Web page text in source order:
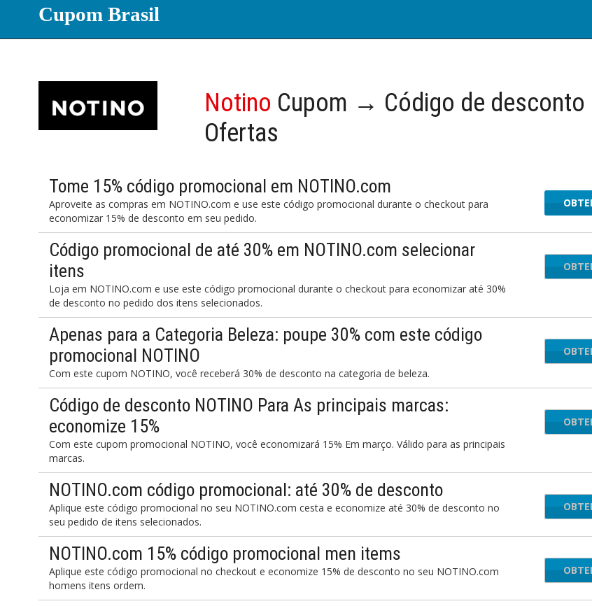
Cupom Brasil
Notino Cupom → Código de
Ofertas
Tome 15% código promocional em NOTINO.com
Aproveite as compras em NOTINO.com e use este código promocional durante o checkout para
economizar 15% de desconto em seu pedido.
Código promocional de até 30% em NOTINO.com selecionar
itens
Loja em NOTINO.com e use este código promocional durante o checkout para economizar até 30%
de desconto no pedido dos itens selecionados.
Apenas para a Categoria Beleza: poupe 30% com este código
promocional NOTINO
Com este cupom NOTINO, você receberá 30% de desconto na categoria de beleza.
Código de desconto NOTINO Para As principais marcas:
economize 15%
Com este cupom promocional NOTINO, você economizará 15% Em março. Válido para as principais
marcas.
NOTINO.com código promocional: até 30% de desconto
Aplique este código promocional no seu NOTINO.com cesta e economize até 30% de desconto no
seu pedido de itens selecionados.
NOTINO.com 15% código promocional men items
Aplique este código promocional no checkout e economize 15% de desconto no seu NOTINO.com
homens itens ordem.